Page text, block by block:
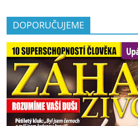
DOPORUČUJEME